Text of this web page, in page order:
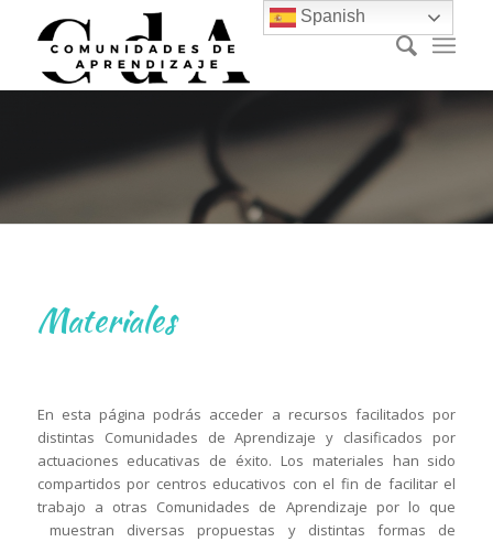
Materiales
En esta página podrás acceder a recursos facilitados por
distintas Comunidades de Aprendizaje y clasificados por
actuaciones educativas de éxito. Los materiales han sido
compartidos por centros educativos con el fin de facilitar el
trabajo a otras Comunidades de Aprendizaje por lo que
muestran diversas propuestas y distintas formas de
Spanish